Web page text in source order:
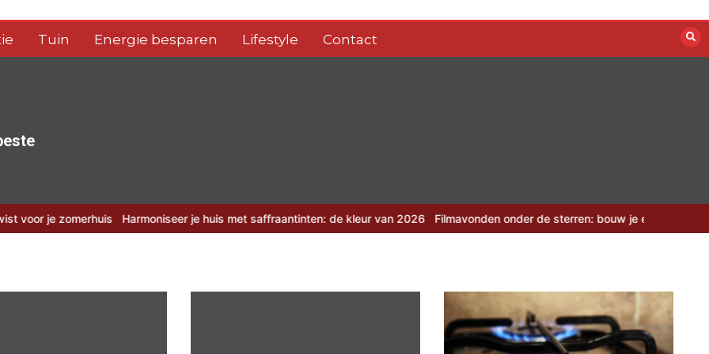
Tuin Energie besparen Lifestyle Contact
Harmoniseer je huis met saffraantinten: de kleur van 2026 Filmavonden onder de sterren: bouw je eigen zomerbioscoop